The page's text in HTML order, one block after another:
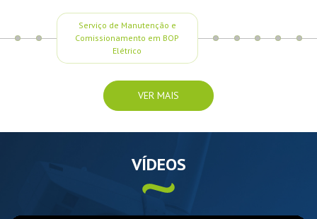
Operação & Manutenção –
Parques Eólicos e Usinas
Fotovoltaicas
VER MAIS
VÍDEOS